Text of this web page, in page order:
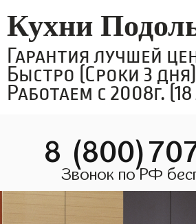
Кухни
Гарантия лучшей
Быстро (Сроки 3 дня)
Работаем с 2008г.
8
Звонок по РФ